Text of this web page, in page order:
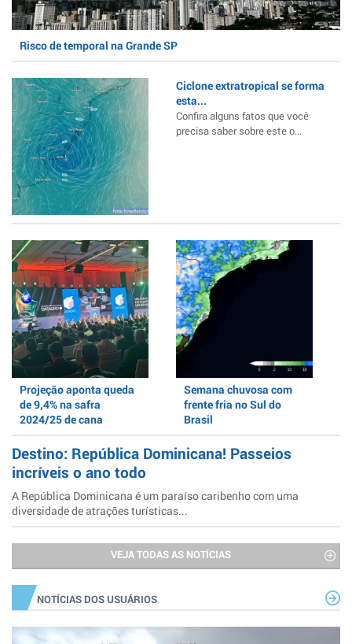
Risco de temporal na Grande SP
Ciclone extratropical se forma
esta...
Confira alguns fatos que você
precisa saber sobre este o...
Projeção aponta queda
de 9,4% na safra
2024/25 de cana
Semana chuvosa com
frente fria no Sul do
Brasil
Destino: República Dominicana! Passeios
incríveis o ano todo
A República Dominicana é um paraíso caribenho com uma
diversidade de atrações turísticas...
VEJA TODAS AS NOTÍCIAS
NOTÍCIAS DOS USUÁRIOS